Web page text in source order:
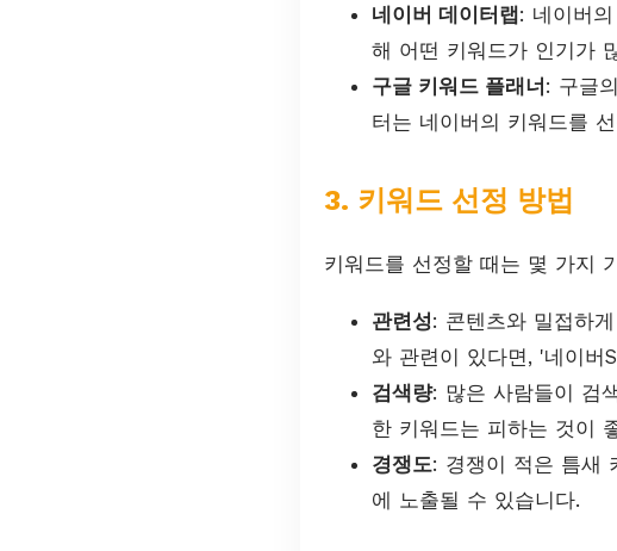
네이버 데이터랩: 네이버
해 어떤 키워드가 인기가
구글 키워드 플래너: 구글
터는 네이버의 키워드를
3. 키워드 선정 방법
키워드를 선정할 때는 몇 가지
관련성: 콘텐츠와 밀접하
와 관련이 있다면, '네이버
검색량: 많은 사람들이 검
한 키워드는 피하는 것이
경쟁도: 경쟁이 적은 틈새
에 노출될 수 있습니다.